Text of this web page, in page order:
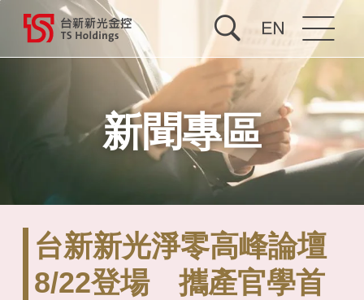
關於台新新光
投資人關係
公司治理
企業永續
最新消息
新聞專區
台新新光淨零高峰論壇
8/22登場 攜產官學首